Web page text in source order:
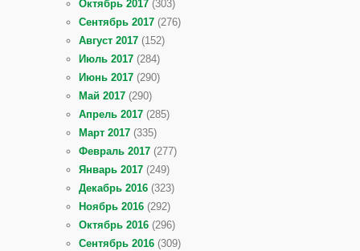
Октябрь 2017 (303)
Сентябрь 2017 (276)
Август 2017 (152)
Июль 2017 (284)
Июнь 2017 (290)
Май 2017 (290)
Апрель 2017 (285)
Март 2017 (335)
Февраль 2017 (277)
Январь 2017 (249)
Декабрь 2016 (323)
Ноябрь 2016 (292)
Октябрь 2016 (296)
Сентябрь 2016 (309)